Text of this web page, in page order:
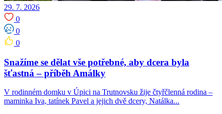
29. 7. 2026
0
0
0
Snažíme se dělat vše potřebné, aby dcera byla
šťastná – příběh Amálky
V rodinném domku v Úpici na Trutnovsku žije čtyřčlenná rodina –
maminka Iva, tatínek Pavel a jejich dvě dcery, Natálka...